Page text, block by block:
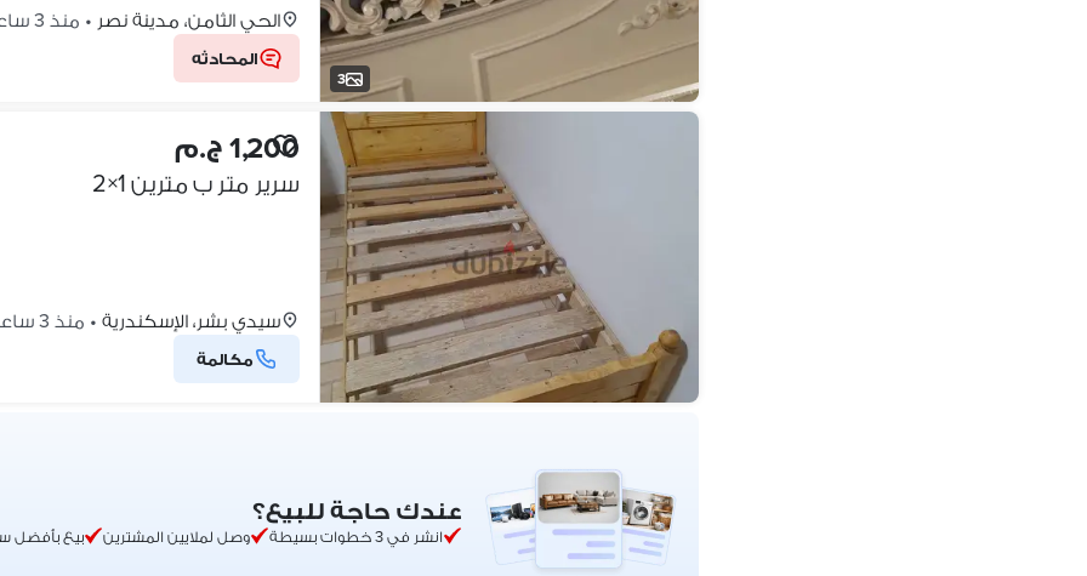
3
الحي الثامن، مدينة نصر • منذ 3 ساعات
المحادثه
1,200 ج.م
سرير متر ب مترين 1×2
سيدي بشر، الإسكندرية • منذ 3 ساعات
مكالمة
عندك حاجة للبيع؟
انشر في 3 خطوات بسيطة وصل لملايين المشترين بيع بأفضل